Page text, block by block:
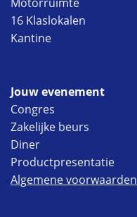
Motorruimte
16 Klaslokalen
Kantine
Jouw evenement
Congres
Zakelijke beurs
Diner
Productpresentatie
Algemene voorwaarden